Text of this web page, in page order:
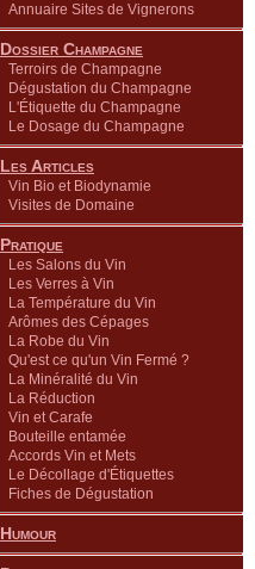
Annuaire Sites de Vignerons
Dossier Champagne
Terroirs de Champagne
Dégustation du Champagne
L'Étiquette du Champagne
Le Dosage du Champagne
Les Articles
Vin Bio et Biodynamie
Visites de Domaine
Pratique
Les Salons du Vin
Les Verres à Vin
La Température du Vin
Arômes des Cépages
La Robe du Vin
Qu'est ce qu'un Vin Fermé ?
La Minéralité du Vin
La Réduction
Vin et Carafe
Bouteille entamée
Accords Vin et Mets
Le Décollage d'Étiquettes
Fiches de Dégustation
Humour